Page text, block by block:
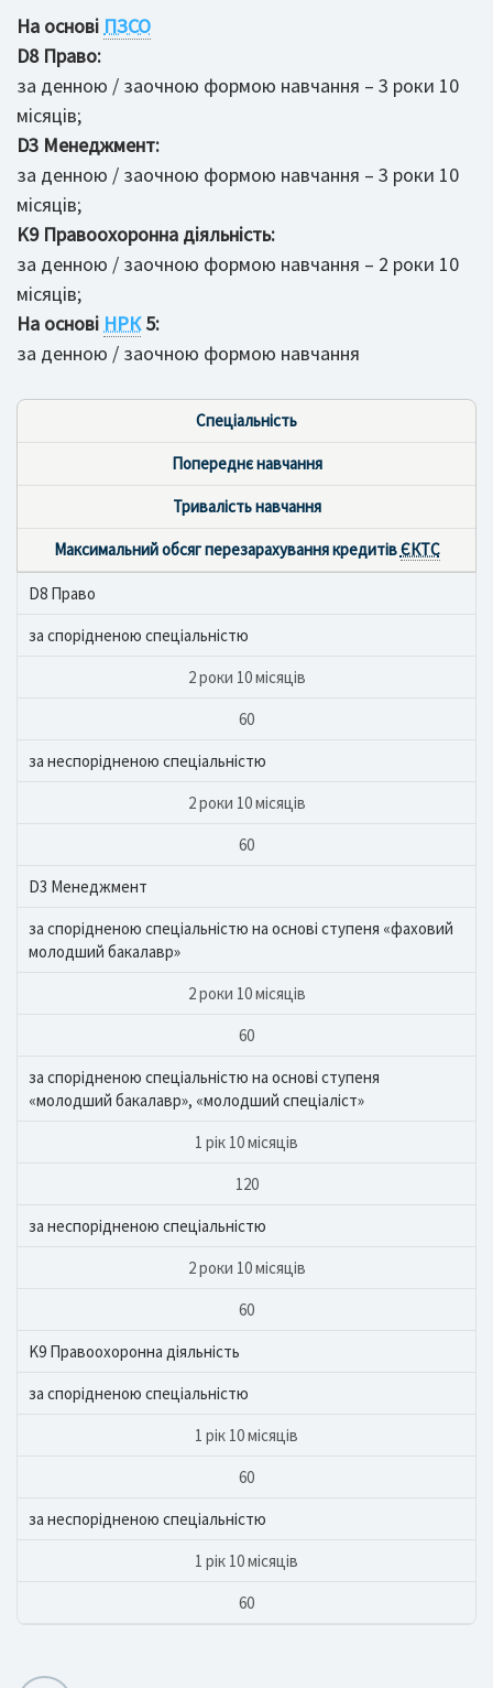
На основі ПЗСО
D8 Право:
за денною / заочною формою навчання – 3 роки 10
місяців;
D3 Менеджмент:
за денною / заочною формою навчання – 3 роки 10
місяців;
K9 Правоохоронна діяльність:
за денною / заочною формою навчання – 2 роки 10
місяців;
На основі НРК5:
за денною / заочною формою навчання
Спеціальність
Попереднє навчання
Тривалість навчання
Максимальний обсяг перезарахування кредитівЄКТС
D8 Право
за спорідненою спеціальністю
2 роки 10 місяців
60
за неспорідненою спеціальністю
2 роки 10 місяців
60
D3 Менеджмент
за спорідненою спеціальністю на основі ступеня «фаховий
молодший бакалавр»
2 роки 10 місяців
60
за спорідненою спеціальністю на основі ступеня
«молодший бакалавр», «молодший спеціаліст»
1 рік 10 місяців
120
за неспорідненою спеціальністю
2 роки 10 місяців
60
K9 Правоохоронна діяльність
за спорідненою спеціальністю
1 рік 10 місяців
60
за неспорідненою спеціальністю
1 рік 10 місяців
60